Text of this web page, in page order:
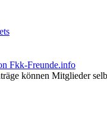
Fkk-Freunde.info
können Mitglieder